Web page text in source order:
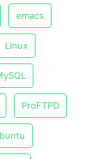
emacs
Linux
ProFTPD